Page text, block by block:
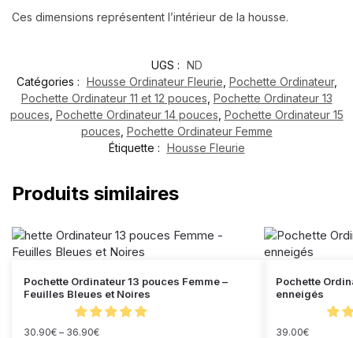
Ces dimensions représentent l’intérieur de la housse.
UGS :
ND
Catégories :
Housse Ordinateur Fleurie, Pochette Ordinateur,
Pochette Ordinateur 11 et 12 pouces, Pochette Ordinateur 13
pouces, Pochette Ordinateur 14 pouces, Pochette Ordinateur 15
pouces, Pochette Ordinateur Femme
Étiquette :
Housse Fleurie
Produits similaires
Pochette Ordinateur 13 pouces Femme –
Feuilles Bleues et Noires
30.90€ – 36.90€
Pochette
enneigés
39.00€